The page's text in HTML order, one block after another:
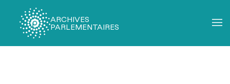
ARCHIVES
PARLEMENTAIRES